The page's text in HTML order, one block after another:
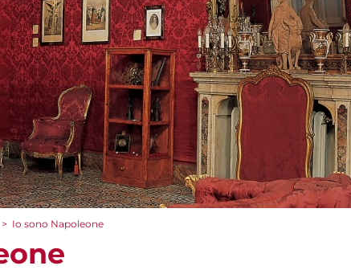
> Io sono Napoleone